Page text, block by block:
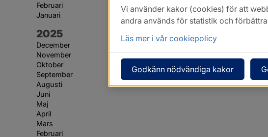
Februari
Januari
År:
2025
December
November
Oktober
September
Augusti
Juni
Maj
April
Mars
Februari
Vi använder kakor (cookies) för att
andra används för statistik och
Läs mer i vår cookiepolicy
Godkänn nödvändiga kakor